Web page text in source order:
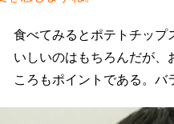
食べてみるとポテトチップ
いしいのはもちろんだが、
ころもポイントである。バ